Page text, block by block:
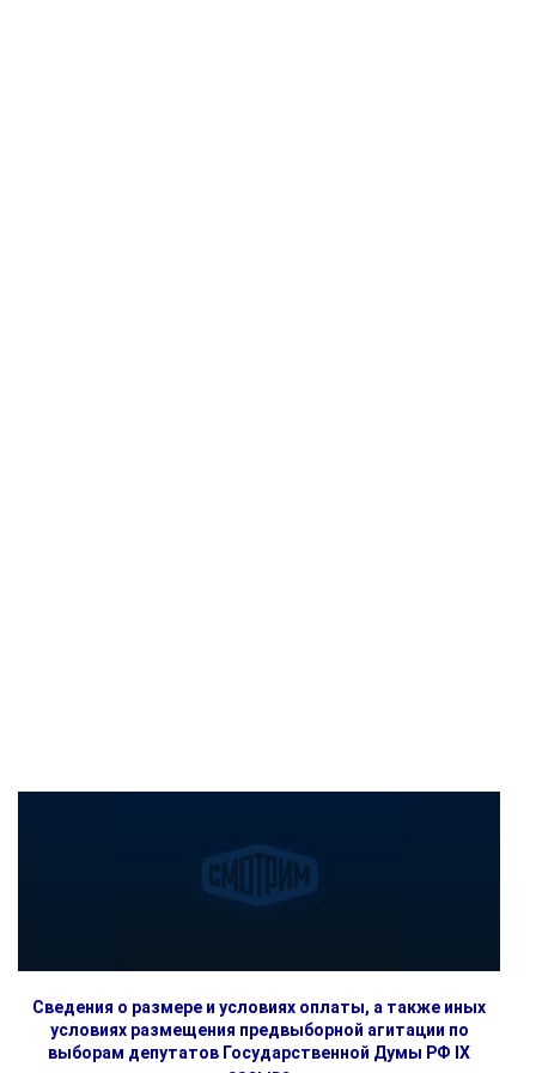
Сведения о размере и условиях оплаты, а также иных
условиях размещения предвыборной агитации по
выборам депутатов Государственной Думы РФ IX